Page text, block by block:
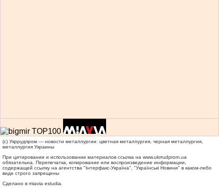
(c) Укррудпром — новости металлургии: цветная металлургия, черная металлургия,
металлургия Украины
При цитировании и использовании материалов ссылка на www.ukrrudprom.ua
обязательна. Перепечатка, копирование или воспроизведение информации,
содержащей ссылку на агентства "Iнтерфакс-Україна", "Українськi Новини" в каком-либо
виде строго запрещены
Сделано в miavia estudia.